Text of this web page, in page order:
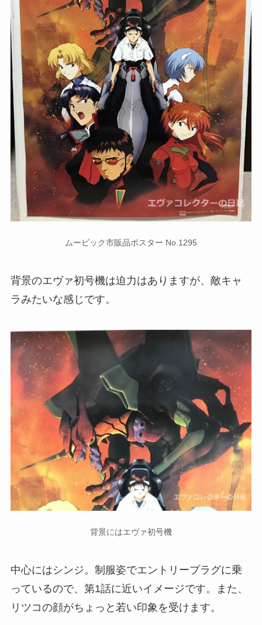
ムービック市販品ポスター No.1295
背景のエヴァ初号機は迫力はありますが、敵キャ
ラみたいな感じです。
背景にはエヴァ初号機
中心にはシンジ。制服姿でエントリープラグに乗
っているので、第1話に近いイメージです。また、
リツコの顔がちょっと若い印象を受けます。